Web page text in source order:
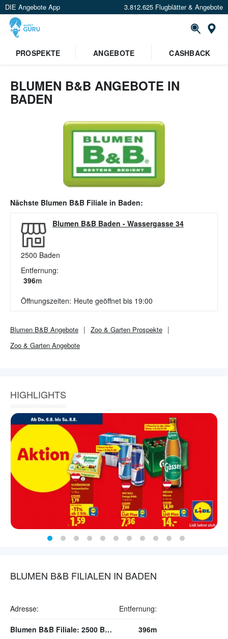
DIE Angebote App 3.812.625 Flugblätter & Angebote
PROSPEKTE
ANGEBOTE CASHBACK
BLUMEN B&B ANGEBOTE IN
BADEN
Nächste Blumen B&B Filiale in Baden:
Blumen B&B Baden - Wassergasse 34
2500 Baden
Entfernung:
396m
Öffnungszeiten: Heute geöffnet bis 19:00
Blumen B&B Angebote Zoo & Garten Prospekte
Zoo & Garten Angebote
HIGHLIGHTS
BLUMEN B&B FILIALEN IN BADEN
Adresse: Entfernung:
Blumen B&B Filiale: 2500 Baden | Wassergasse 34 396m